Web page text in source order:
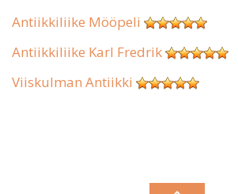
Antiikkiliike Mööpeli
Antiikkiliike Karl Fredrik
Viiskulman Antiikki